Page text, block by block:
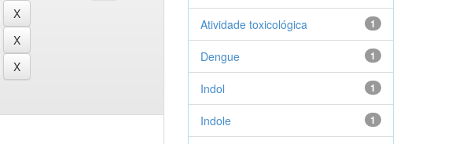
1
Atividade toxicológica
1
Dengue
1
Indol
1
Indole